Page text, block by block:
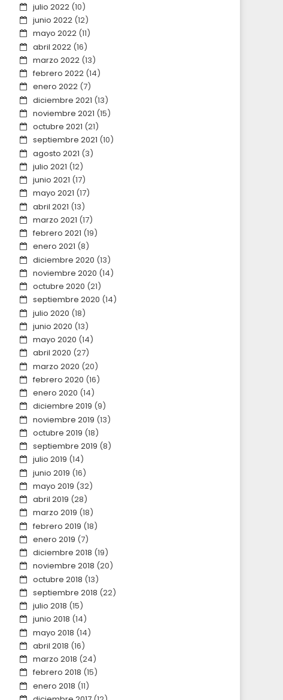
julio 2022(10)
junio 2022(12)
mayo 2022(11)
abril 2022(16)
marzo 2022(13)
febrero 2022(14)
enero 2022(7)
diciembre 2021 (13)
noviembre 2021 (15)
octubre 2021 (21)
septiembre 2021 (10)
agosto 2021 (3)
julio 2021 (12)
junio 2021 (17)
mayo 2021 (17)
abril 2021 (13)
marzo 2021 (17)
febrero 2021 (19)
enero 2021 (8)
diciembre 2020 (13)
noviembre 2020 (14)
octubre 2020 (21)
septiembre 2020 (14)
julio 2020 (18)
junio 2020 (13)
mayo 2020 (14)
abril 2020 (27)
marzo 2020 (20)
febrero 2020 (16)
enero 2020 (14)
diciembre 2019 (9)
noviembre 2019 (13)
octubre 2019 (18)
septiembre 2019 (8)
julio 2019 (14)
junio 2019 (16)
mayo 2019 (32)
abril 2019 (28)
marzo 2019 (18)
febrero 2019 (18)
enero 2019 (7)
diciembre 2018 (19)
noviembre 2018 (20)
octubre 2018 (13)
septiembre 2018 (22)
julio 2018 (15)
junio 2018 (14)
mayo 2018 (14)
abril 2018 (16)
marzo 2018 (24)
febrero 2018 (15)
enero 2018 (11)